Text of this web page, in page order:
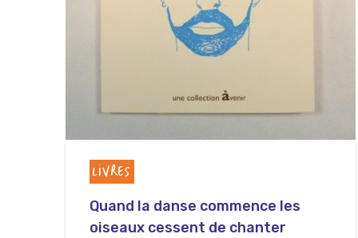
LIVRES
Quand la danse commence les
oiseaux cessent de chanter